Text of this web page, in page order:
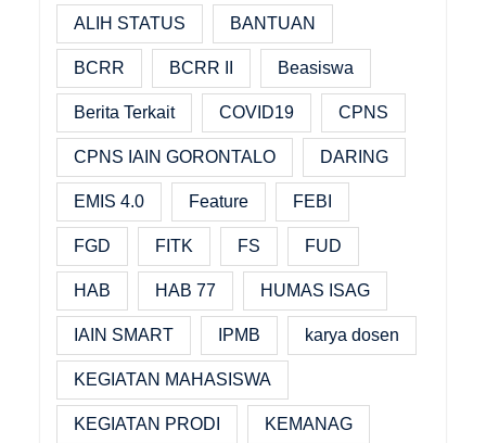
ALIH STATUS BANTUAN
BCRR BCRR II Beasiswa
Berita Terkait COVID19 CPNS
CPNS IAIN GORONTALO DARING
EMIS 4.0 Feature FEBI
FGD FITK FS FUD
HAB HAB 77 HUMAS ISAG
IAIN SMART IPMB karya dosen
KEGIATAN MAHASISWA
KEGIATAN PRODI KEMANAG